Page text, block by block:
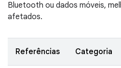
Bluetooth ou dados móveis,
afetados.
Referências Categoria